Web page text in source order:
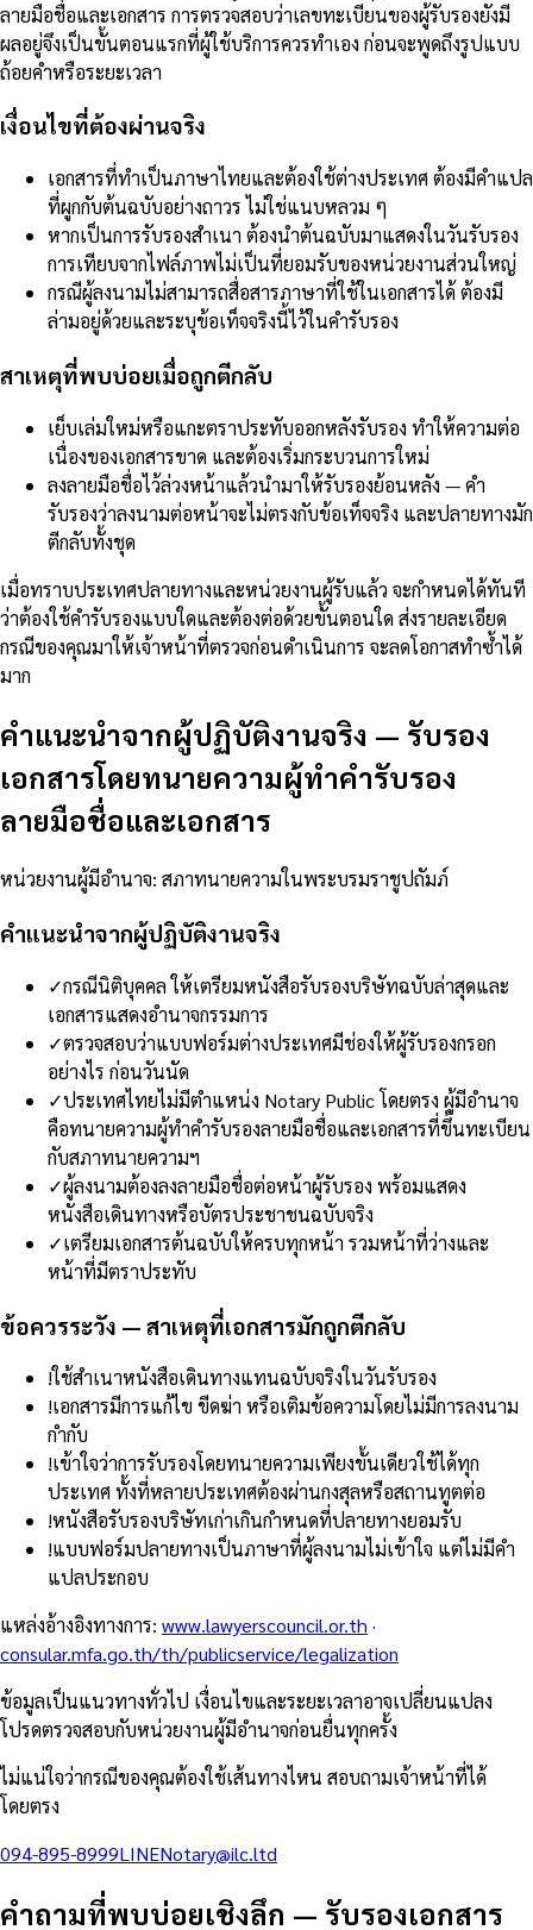
ลายมือชื่อและเอกสาร การตรวจสอบว่าเลขทะเบียนของผู้รับรองยังมี
ผลอยู่จึงเป็นขั้นตอนแรกที่ผู้ใช้บริการควรทำเอง ก่อนจะพูดถึงรูปแบบ
ถ้อยคำหรือระยะเวลา
เงื่อนไขที่ต้องผ่านจริง
เอกสารที่ทำเป็นภาษาไทยและต้องใช้ต่างประเทศ ต้องมีคำแปล
ที่ผูกกับต้นฉบับอย่างถาวร ไม่ใช่แนบหลวม ๆ
หากเป็นการรับรองสำเนา ต้องนำต้นฉบับมาแสดงในวันรับรอง
การเทียบจากไฟล์ภาพไม่เป็นที่ยอมรับของหน่วยงานส่วนใหญ่
กรณีผู้ลงนามไม่สามารถสื่อสารภาษาที่ใช้ในเอกสารได้ ต้องมี
ล่ามอยู่ด้วยและระบุข้อเท็จจริงนี้ไว้ในคำรับรอง
สาเหตุที่พบบ่อยเมื่อถูกตีกลับ
เย็บเล่มใหม่หรือแกะตราประทับออกหลังรับรอง ทำให้ความต่อ
เนื่องของเอกสารขาด และต้องเริ่มกระบวนการใหม่
ลงลายมือชื่อไว้ล่วงหน้าแล้วนำมาให้รับรองย้อนหลัง — คำ
รับรองว่าลงนามต่อหน้าจะไม่ตรงกับข้อเท็จจริง และปลายทางมัก
ตีกลับทั้งชุด
เมื่อทราบประเทศปลายทางและหน่วยงานผู้รับแล้ว จะกำหนดได้ทันที
ว่าต้องใช้คำรับรองแบบใดและต้องต่อด้วยขั้นตอนใด ส่งรายละเอียด
กรณีของคุณมาให้เจ้าหน้าที่ตรวจก่อนดำเนินการ จะลดโอกาสทำซ้ำได้
มาก
คำแนะนำจากผู้ปฏิบัติงานจริง — รับรอง
เอกสารโดยทนายความผู้ทำคำรับรอง
ลายมือชื่อและเอกสาร
หน่วยงานผู้มีอำนาจ: สภาทนายความในพระบรมราชูปถัมภ์
คำแนะนำจากผู้ปฏิบัติงานจริง
✓กรณีนิติบุคคล ให้เตรียมหนังสือรับรองบริษัทฉบับล่าสุดและ
เอกสารแสดงอำนาจกรรมการ
✓ตรวจสอบว่าแบบฟอร์มต่างประเทศมีช่องให้ผู้รับรองกรอก
อย่างไร ก่อนวันนัด
✓ประเทศไทยไม่มีตำแหน่ง Notary Public โดยตรง ผู้มีอำนาจ
คือทนายความผู้ทำคำรับรองลายมือชื่อและเอกสารที่ขึ้นทะเบียน
กับสภาทนายความฯ
✓ผู้ลงนามต้องลงลายมือชื่อต่อหน้าผู้รับรอง พร้อมแสดง
หนังสือเดินทางหรือบัตรประชาชนฉบับจริง
✓เตรียมเอกสารต้นฉบับให้ครบทุกหน้า รวมหน้าที่ว่างและ
หน้าที่มีตราประทับ
ข้อควรระวัง — สาเหตุที่เอกสารมักถูกตีกลับ
!ใช้สำเนาหนังสือเดินทางแทนฉบับจริงในวันรับรอง
!เอกสารมีการแก้ไข ขีดฆ่า หรือเติมข้อความโดยไม่มีการลงนาม
กำกับ
!เข้าใจว่าการรับรองโดยทนายความเพียงขั้นเดียวใช้ได้ทุก
ประเทศ ทั้งที่หลายประเทศต้องผ่านกงสุลหรือสถานทูตต่อ
!หนังสือรับรองบริษัทเก่าเกินกำหนดที่ปลายทางยอมรับ
!แบบฟอร์มปลายทางเป็นภาษาที่ผู้ลงนามไม่เข้าใจ แต่ไม่มีคำ
แปลประกอบ
แหล่งอ้างอิงทางการ: www.lawyerscouncil.or.th ·
consular.mfa.go.th/th/publicservice/legalization
ข้อมูลเป็นแนวทางทั่วไป เงื่อนไขและระยะเวลาอาจเปลี่ยนแปลง
โปรดตรวจสอบกับหน่วยงานผู้มีอำนาจก่อนยื่นทุกครั้ง
ไม่แน่ใจว่ากรณีของคุณต้องใช้เส้นทางไหน สอบถามเจ้าหน้าที่ได้
โดยตรง
094-895-8999LINENotary@ilc.ltd
คำถามที่พบบ่อยเชิงลึก — รับรองเอกสาร